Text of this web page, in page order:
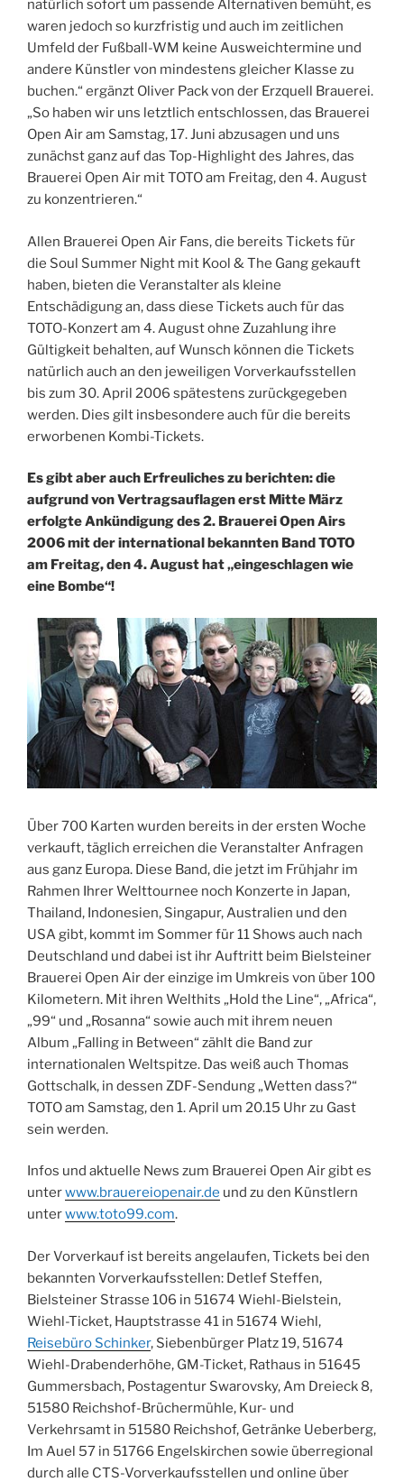
natürlich sofort um passende Alternativen bemüht, es
waren jedoch so kurzfristig und auch im zeitlichen
Umfeld der Fußball-WM keine Ausweichtermine und
andere Künstler von mindestens gleicher Klasse zu
buchen.“ ergänzt Oliver Pack von der Erzquell Brauerei.
„So haben wir uns letztlich entschlossen, das Brauerei
Open Air am Samstag, 17. Juni abzusagen und uns
zunächst ganz auf das Top-Highlight des Jahres, das
Brauerei Open Air mit TOTO am Freitag, den 4. August
zu konzentrieren.“
Allen Brauerei Open Air Fans, die bereits Tickets für
die Soul Summer Night mit Kool & The Gang gekauft
haben, bieten die Veranstalter als kleine
Entschädigung an, dass diese Tickets auch für das
TOTO-Konzert am 4. August ohne Zuzahlung ihre
Gültigkeit behalten, auf Wunsch können die Tickets
natürlich auch an den jeweiligen Vorverkaufsstellen
bis zum 30. April 2006 spätestens zurückgegeben
werden. Dies gilt insbesondere auch für die bereits
erworbenen Kombi-Tickets.
Es gibt aber auch Erfreuliches zu berichten: die
aufgrund von Vertragsauflagen erst Mitte März
erfolgte Ankündigung des 2. Brauerei Open Airs
2006 mit der international bekannten Band TOTO
am Freitag, den 4. August hat „eingeschlagen wie
eine Bombe“!
Über 700 Karten wurden bereits in der ersten Woche
verkauft, täglich erreichen die Veranstalter Anfragen
aus ganz Europa. Diese Band, die jetzt im Frühjahr im
Rahmen Ihrer Welttournee noch Konzerte in Japan,
Thailand, Indonesien, Singapur, Australien und den
USA gibt, kommt im Sommer für 11 Shows auch nach
Deutschland und dabei ist ihr Auftritt beim Bielsteiner
Brauerei Open Air der einzige im Umkreis von über 100
Kilometern. Mit ihren Welthits „Hold the Line“, „Africa“,
„99“ und „Rosanna“ sowie auch mit ihrem neuen
Album „Falling in Between“ zählt die Band zur
internationalen Weltspitze. Das weiß auch Thomas
Gottschalk, in dessen ZDF-Sendung „Wetten dass?“
TOTO am Samstag, den 1. April um 20.15 Uhr zu Gast
sein werden.
Infos und aktuelle News zum Brauerei Open Air gibt es
unterwww.brauereiopenair.de und zu den Künstlern
unterwww.toto99.com.
Der Vorverkauf ist bereits angelaufen, Tickets bei den
bekannten Vorverkaufsstellen: Detlef Steffen,
Bielsteiner Strasse 106 in 51674 Wiehl-Bielstein,
Wiehl-Ticket, Hauptstrasse 41 in 51674 Wiehl,
Reisebüro Schinker, Siebenbürger Platz 19, 51674
Wiehl-Drabenderhöhe, GM-Ticket, Rathaus in 51645
Gummersbach, Postagentur Swarovsky, Am Dreieck 8,
51580 Reichshof-Brüchermühle, Kur- und
Verkehrsamt in 51580 Reichshof, Getränke Ueberberg,
Im Auel 57 in 51766 Engelskirchen sowie überregional
durch alle CTS-Vorverkaufsstellen und online über